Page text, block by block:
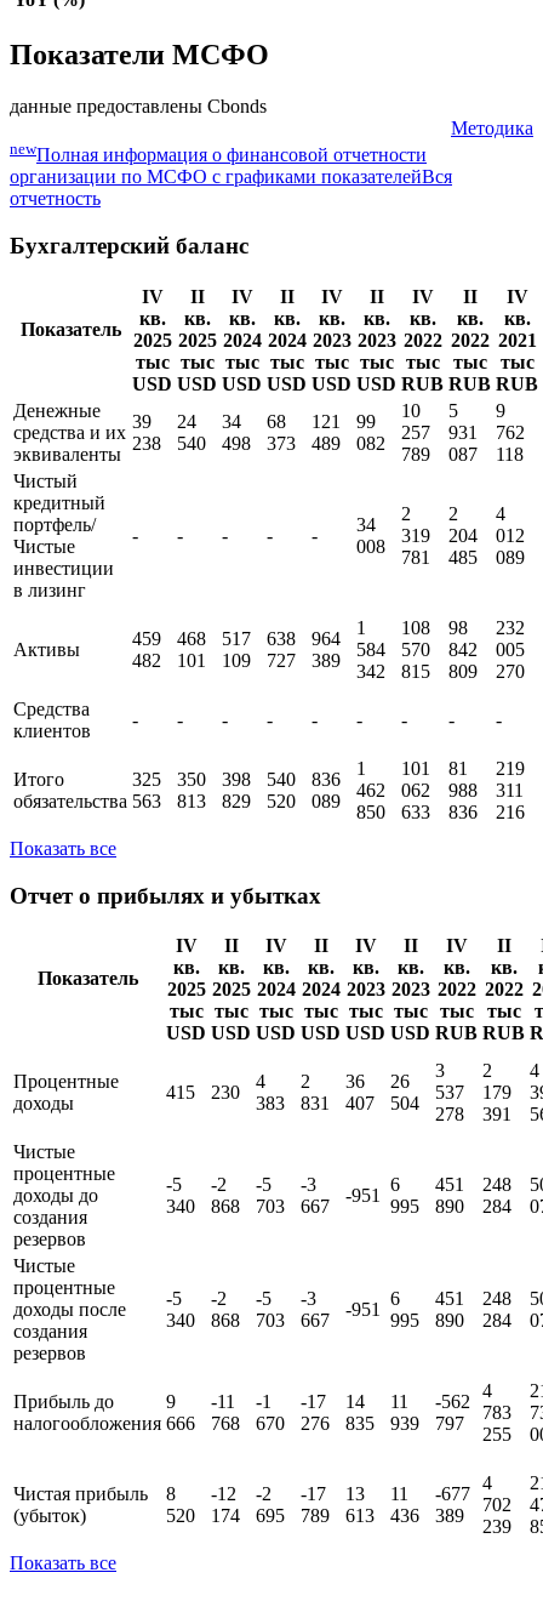
Показатели МСФО
данные предоставлены Cbonds
Методика
newПолная информация о финансовой отчетности
организации по МСФО с графиками показателейВся
отчетность
Бухгалтерский баланс
Показатель
IV
кв.
2025
тыс
USD
II
кв.
2025
тыс
USD
IV
кв.
2024
тыс
USD
II
кв.
2024
тыс
USD
IV
кв.
2023
тыс
USD
II
кв.
2023
тыс
USD
IV
кв.
2022
тыс
RUB
II
кв.
2022
тыс
RUB
IV
кв.
2021
тыс
RUB
Денежные
средства и их
эквиваленты
39
238
24
540
34
498
68
373
121
489
99
082
10
257
789
5
931
087
9
762
118
Чистый
кредитный
портфель/
Чистые
инвестиции
в лизинг
- - - - -
34
008
2
319
781
2
204
485
4
012
089
Активы
459
482
468
101
517
109
638
727
964
389
1
584
342
108
570
815
98
842
809
232
005
270
Средства
клиентов
- - - - - - - - -
Итого
обязательства
325
563
350
813
398
829
540
520
836
089
1
462
850
101
062
633
81
988
836
219
311
216
Показать все
Отчет о прибылях и убытках
Показатель
IV
кв.
2025
тыс
USD
II
кв.
2025
тыс
USD
IV
кв.
2024
тыс
USD
II
кв.
2024
тыс
USD
IV
кв.
2023
тыс
USD
II
кв.
2023
тыс
USD
IV
кв.
2022
тыс
RUB
II
кв.
2022
тыс
RUB
Процентные
доходы
415 230
4
383
2
831
36
407
26
504
3
537
278
2
179
391
4
Чистые
процентные
доходы до
создания
резервов
-5
340
-2
868
-5
703
-3
667
-951
6
995
451
890
248
284
Чистые
процентные
доходы поcле
создания
резервов
-5
340
-2
868
-5
703
-3
667
-951
6
995
451
890
248
284
Прибыль до
налогообложения
9
666
-11
768
-1
670
-17
276
14
835
11
939
-562
797
4
783
255
Чистая прибыль
(убыток)
8
520
-12
174
-2
695
-17
789
13
613
11
436
-677
389
4
702
239
Показать все